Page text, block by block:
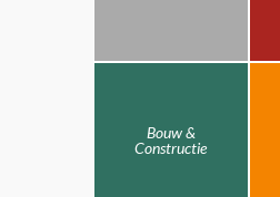
Bouw &
Constructie